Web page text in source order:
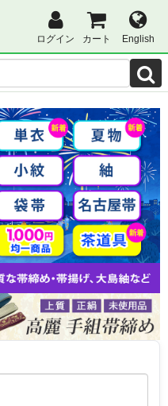
ログイン カート English